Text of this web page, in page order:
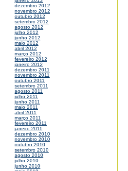
dezembro 2012
novembro 2012
outubro 2012
setembro 2012
agosto 2012
julho 2012
junho 2012
maio 2012
abril 2012
março 2012
fevereiro 2012
janeiro 2012
dezembro 2011
novembro 2011
outubro 2011
setembro 2011
agosto 2011
julho 2011
junho 2011
maio 2011
abril 2011
março 2011
fevereiro 2011
janeiro 2011
dezembro 2010
novembro 2010
outubro 2010
setembro 2010
agosto 2010
julho 2010
junho 2010